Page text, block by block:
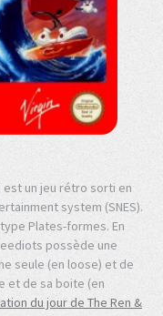
est un jeu rétro sorti en
system (SNES).
Plates-formes. En
possède une
seule (en loose) et de
et de sa boite (en
du jour de The Ren &